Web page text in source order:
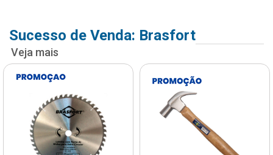
Sucesso de Venda: Brasfort
Veja mais